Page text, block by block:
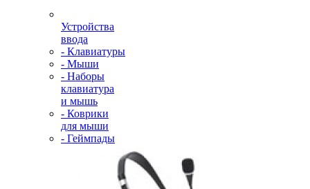
Устройства
ввода
- Клавиатуры
- Мыши
- Наборы
клавиатура
и мышь
- Коврики
для мыши
- Геймпады